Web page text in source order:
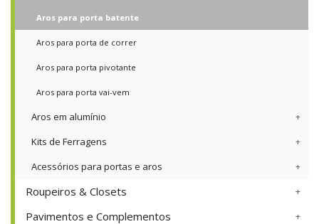
Aros para porta batente
Aros para porta de correr
Aros para porta pivotante
Aros para porta vai-vem
Aros em alumínio
Kits de Ferragens
Acessórios para portas e aros
Roupeiros & Closets
Pavimentos e Complementos